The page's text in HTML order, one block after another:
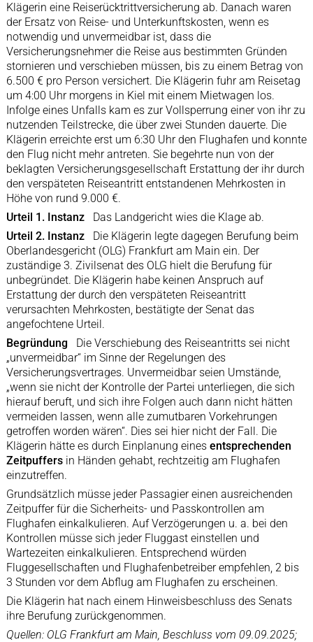
Klägerin eine Reiserücktrittversicherung ab. Danach waren
der Ersatz von Reise- und Unterkunftskosten, wenn es
notwendig und unvermeidbar ist, dass die
Versicherungsnehmer die Reise aus bestimmten Gründen
stornieren und verschieben müssen, bis zu einem Betrag von
6.500 € pro Person versichert. Die Klägerin fuhr am Reisetag
um 4:00 Uhr morgens in Kiel mit einem Mietwagen los.
Infolge eines Unfalls kam es zur Vollsperrung einer von ihr zu
nutzenden Teilstrecke, die über zwei Stunden dauerte. Die
Klägerin erreichte erst um 6:30 Uhr den Flughafen und konnte
den Flug nicht mehr antreten. Sie begehrte nun von der
beklagten Versicherungsgesellschaft Erstattung der ihr durch
den verspäteten Reiseantritt entstandenen Mehrkosten in
Höhe von rund 9.000 €.
Urteil 1. Instanz Das Landgericht wies die Klage ab.
Urteil 2. Instanz Die Klägerin legte dagegen Berufung beim
Oberlandesgericht (OLG) Frankfurt am Main ein. Der
zuständige 3. Zivilsenat des OLG hielt die Berufung für
unbegründet. Die Klägerin habe keinen Anspruch auf
Erstattung der durch den verspäteten Reiseantritt
verursachten Mehrkosten, bestätigte der Senat das
angefochtene Urteil.
Begründung
Die Verschiebung des Reiseantritts sei nicht
„unvermeidbar“ im Sinne der Regelungen des
Versicherungsvertrages. Unvermeidbar seien Umstände,
„wenn sie nicht der Kontrolle der Partei unterliegen, die sich
hierauf beruft, und sich ihre Folgen auch dann nicht hätten
vermeiden lassen, wenn alle zumutbaren Vorkehrungen
getroffen worden wären“. Dies sei hier nicht der Fall. Die
Klägerin hätte es durch Einplanung eines entsprechenden
Zeitpuffersin Händen gehabt, rechtzeitig am Flughafen
einzutreffen.
Grundsätzlich müsse jeder Passagier einen ausreichenden
Zeitpuffer für die Sicherheits- und Passkontrollen am
Flughafen einkalkulieren. Auf Verzögerungen u. a. bei den
Kontrollen müsse sich jeder Fluggast einstellen und
Wartezeiten einkalkulieren. Entsprechend würden
Fluggesellschaften und Flughafenbetreiber empfehlen, 2 bis
3 Stunden vor dem Abflug am Flughafen zu erscheinen.
Die Klägerin hat nach einem Hinweisbeschluss des Senats
ihre Berufung zurückgenommen.
Quellen: OLG Frankfurt am Main, Beschluss vom 09.09.2025;